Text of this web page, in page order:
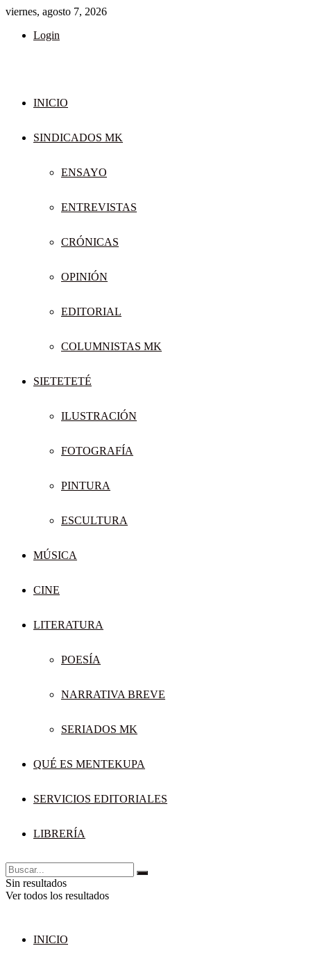
viernes, agosto 7, 2026
Login
INICIO
SINDICADOS MK
ENSAYO
ENTREVISTAS
CRÓNICAS
OPINIÓN
EDITORIAL
COLUMNISTAS MK
SIETETETÉ
ILUSTRACIÓN
FOTOGRAFÍA
PINTURA
ESCULTURA
MÚSICA
CINE
LITERATURA
POESÍA
NARRATIVA BREVE
SERIADOS MK
QUÉ ES MENTEKUPA
SERVICIOS EDITORIALES
LIBRERÍA
Sin resultados
Ver todos los resultados
INICIO